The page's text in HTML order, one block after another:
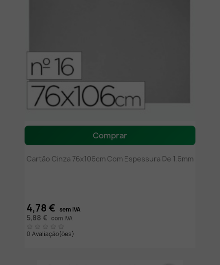
Comprar
Cartão Cinza 76x106cm Com Espessura De 1,6mm
4,78 € sem IVA
5,88 € com IVA
0 Avaliação(ões)